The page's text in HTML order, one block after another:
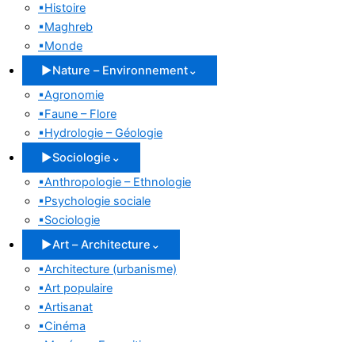
▪Histoire
▪Maghreb
▪Monde
▶Nature – Environnement⌄
▪Agronomie
▪Faune – Flore
▪Hydrologie – Géologie
▶Sociologie ⌄
▪Anthropologie – Ethnologie
▪Psychologie sociale
▪Sociologie
▶Art – Architecture ⌄
▪Architecture (urbanisme)
▪Art populaire
▪Artisanat
▪Cinéma